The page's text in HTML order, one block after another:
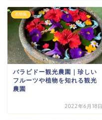
石垣島
バラビドー観光農園｜珍しい
フルーツや植物を知れる観光
農園
2022年6月18日